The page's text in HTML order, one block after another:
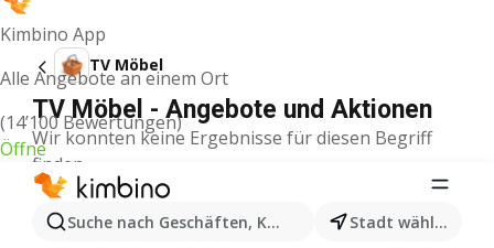
Kimbino App
Alle Angebote an einem Ort
(14’100 Bewertungen)
Öffne
Suche nach Geschäften, Kategorien, Produkten...
Stadt wählen
TV Möbel
TV Möbel - Angebote und Aktionen
Wir konnten keine Ergebnisse für diesen Begriff
finden.
Weitere Aktionen aus der Kategorie